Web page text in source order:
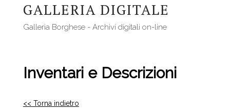
contenutoGALLERIA DIGITALE
Galleria Borghese - Archivi digitali on-line
Inventari e Descrizioni
<< Torna indietro